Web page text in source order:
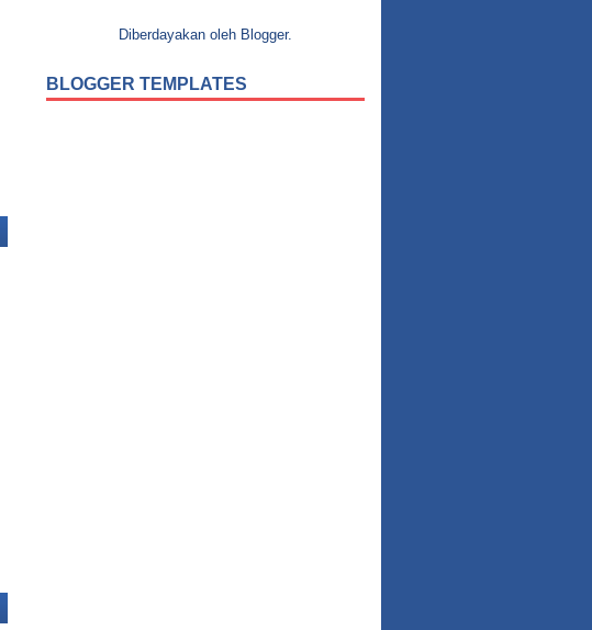
Diberdayakan oleh Blogger.
BLOGGER TEMPLATES